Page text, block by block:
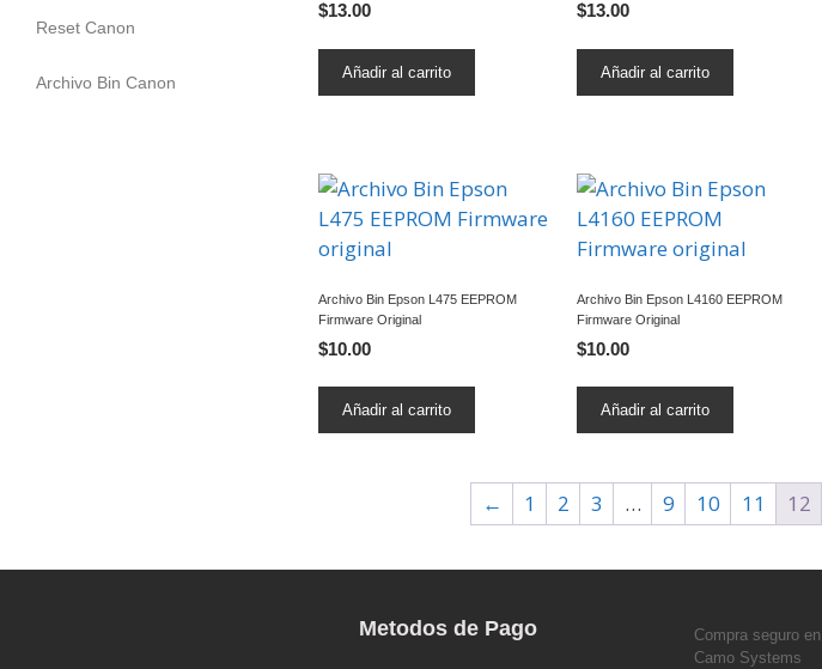
Reset Canon
Archivo Bin Canon
$13.00
Añadir al carrito
$13.00
Añadir al carrito
Archivo Bin Epson L475 EEPROM
Firmware Original
$10.00
Añadir al carrito
Archivo Bin Epson L4160 EEPROM
Firmware Original
$10.00
Añadir al carrito
← 1 2 3 … 9 10 11 12
Metodos de Pago
Compra seguro en
Camo Systems